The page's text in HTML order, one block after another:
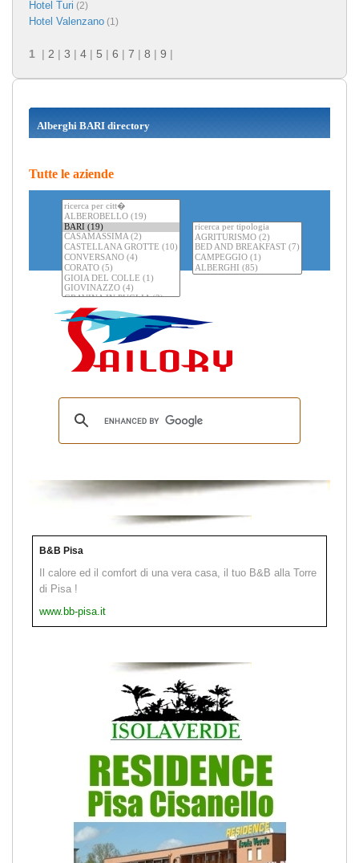
Hotel Turi (2)
Hotel Valenzano (1)
1 | 2 | 3 | 4 | 5 | 6 | 7 | 8 | 9 |
Alberghi BARI directory
Tutte le aziende
B&B Pisa
Il calore ed il comfort di una vera casa, il tuo B&B alla Torre
di Pisa !
www.bb-pisa.it